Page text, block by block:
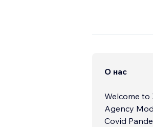
О нас
Welcome to Xenthaus. We pride
Agency
Covid